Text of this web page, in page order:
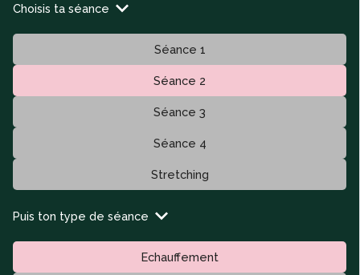
Choisis ta séance
Séance 1
Séance 2
Séance 3
Séance 4
Stretching
Puis ton type de séance
Echauffement